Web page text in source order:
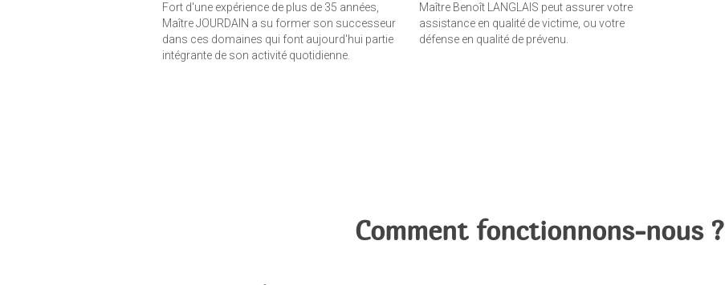
Fort d'une expérience de plus de 35 années,
Maître JOURDAIN a su former son successeur
dans ces domaines qui font aujourd'hui partie
intégrante de son activité quotidienne.
Maître Benoît LANGLAIS peut assurer votre
assistance en qualité de victime, ou votre
défense en qualité de prévenu.
Comment fonctionnons-nous ?